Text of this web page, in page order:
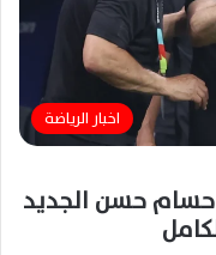
اخبار الرياضة
حسام حسن الجديد